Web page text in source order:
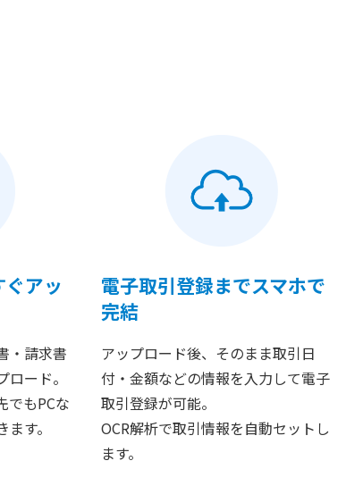
アッ
・請求書
ード。
でもPCな
す。
電子取引登録までスマホで
完結
アップロード後、そのまま取引日
付・金額などの情報を入力して電子
取引登録が可能。
OCR解析で取引情報を自動セットし
ます。